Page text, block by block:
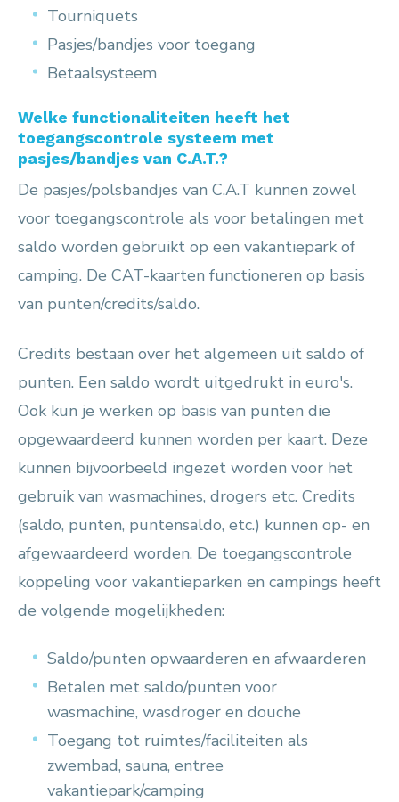
Tourniquets
Pasjes/bandjes voor toegang
Betaalsysteem
Welke functionaliteiten heeft het
toegangscontrole systeem met
pasjes/bandjes van C.A.T.?
De pasjes/polsbandjes van C.A.T kunnen zowel
voor toegangscontrole als voor betalingen met
saldo worden gebruikt op een vakantiepark of
camping. De CAT-kaarten functioneren op basis
van punten/credits/saldo.
Credits bestaan over het algemeen uit saldo of
punten. Een saldo wordt uitgedrukt in euro's.
Ook kun je werken op basis van punten die
opgewaardeerd kunnen worden per kaart. Deze
kunnen bijvoorbeeld ingezet worden voor het
gebruik van wasmachines, drogers etc. Credits
(saldo, punten, puntensaldo, etc.) kunnen op- en
afgewaardeerd worden. De toegangscontrole
koppeling voor vakantieparken en campings heeft
de volgende mogelijkheden:
Saldo/punten opwaarderen en afwaarderen
Betalen met saldo/punten voor
wasmachine, wasdroger en douche
Toegang tot ruimtes/faciliteiten als
zwembad, sauna, entree
vakantiepark/camping